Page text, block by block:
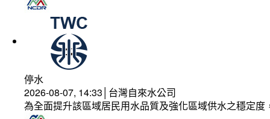
停水
2026-08-07, 14:33│台灣自來水公司
為全面提升該區域居民用水品質及強化區域供水之穩定